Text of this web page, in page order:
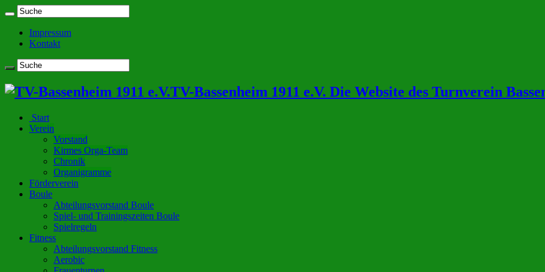
Impressum
Kontakt
TV-Bassenheim 1911 e.V. Die Website des Turnverein
Start
Verein
Vorstand
Kirmes Orga-Team
Chronik
Organigramme
Förderverein
Boule
Abteilungsvorstand Boule
Spiel- und Trainingszeiten Boule
Spielregeln
Fitness
Abteilungsvorstand Fitness
Aerobic